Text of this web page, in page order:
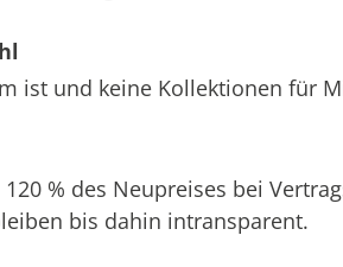
ist und keine Kollektionen für
% des Neupreises bei
bis dahin intransparent.